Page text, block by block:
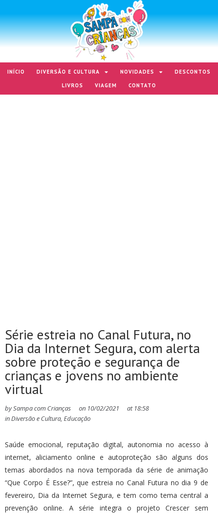
INÍCIO DIVERSÃO E CULTURA NOVIDADES
DESCONTOS
LIVROS
VIAGEM CONTATO
Série estreia no Canal Futura, no
Dia da Internet Segura, com alerta
sobre proteção e segurança de
crianças e jovens no ambiente
virtual
bySampa com Crianças on 10/02/2021 at 18:58
inDiversão e Cultura, Educação
Saúde emocional, reputação digital, autonomia no acesso à
internet, aliciamento online e autoproteção são alguns dos
temas abordados na nova temporada da série de animação
“Que Corpo É Esse?”, que estreia no Canal Futura no dia 9 de
fevereiro, Dia da Internet Segura, e tem como tema central a
prevenção online. A série integra o projeto Crescer sem